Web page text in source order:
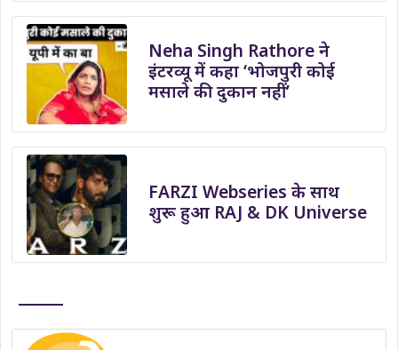
Neha Singh Rathore ने
इंटरव्यू में कहा ‘भोजपुरी कोई
मसाले की दुकान नहीं’
FARZI Webseries के साथ
शुरू हुआ RAJ & DK Universe